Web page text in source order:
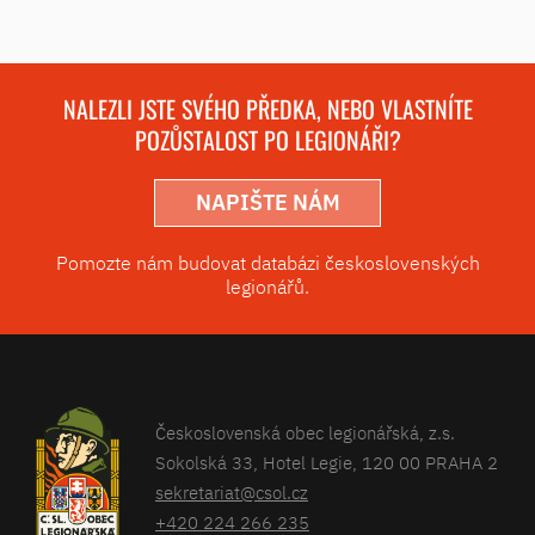
NALEZLI JSTE SVÉHO PŘEDKA, NEBO VLASTNÍTE
POZŮSTALOST PO LEGIONÁŘI?
NAPIŠTE NÁM
Pomozte nám budovat databázi československých
legionářů.
Československá obec legionářská, z.s.
Sokolská 33, Hotel Legie, 120 00 PRAHA 2
sekretariat@csol.cz
+420 224 266 235